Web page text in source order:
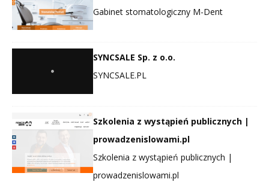
Gabinet stomatologiczny M-Dent
SYNCSALE Sp. z o.o.
SYNCSALE.PL
Szkolenia z wystąpień publicznych |
prowadzenislowami.pl
Szkolenia z wystąpień publicznych |
prowadzenislowami.pl